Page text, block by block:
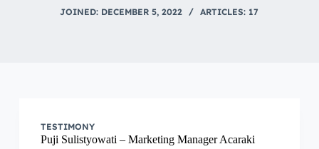
JOINED: DECEMBER 5, 2022 ARTICLES: 17
TESTIMONY
Puji Sulistyowati – Marketing Manager Acaraki